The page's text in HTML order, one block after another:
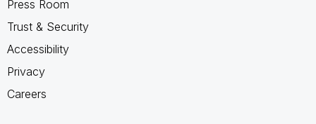
Press Room
Trust & Security
Accessibility
Privacy
Careers